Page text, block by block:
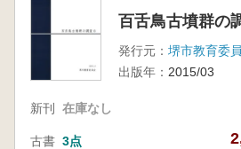
百舌鳥古墳群の
発行元： 堺市教育委
出版年： 2015/03
新刊 在庫なし
古書 3点